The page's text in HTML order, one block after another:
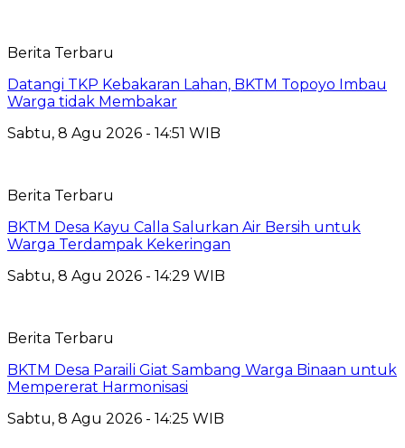
Berita Terbaru
Datangi TKP Kebakaran Lahan, BKTM Topoyo Imbau
Warga tidak Membakar
Sabtu, 8 Agu 2026 - 14:51 WIB
Berita Terbaru
BKTM Desa Kayu Calla Salurkan Air Bersih untuk
Warga Terdampak Kekeringan
Sabtu, 8 Agu 2026 - 14:29 WIB
Berita Terbaru
BKTM Desa Paraili Giat Sambang Warga Binaan untuk
Mempererat Harmonisasi
Sabtu, 8 Agu 2026 - 14:25 WIB